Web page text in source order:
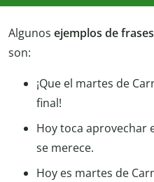
Algunos ejemplos de
son:
¡Que el martes de
final!
Hoy toca aprovechar
se merece.
Hoy es martes de